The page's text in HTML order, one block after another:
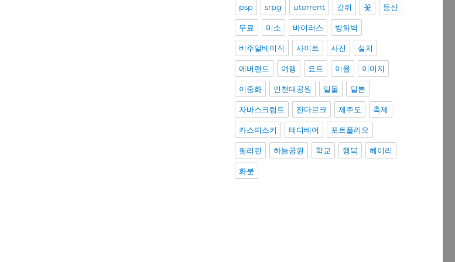
psp srpg utorrent 강쥐 꽃 등산
무료 미소 바이러스 방화벽
비주얼베이직 사이트 사진 설치
에버랜드 여행 요트 이뮬 이미지
이중화 인천대공원 일몰 일본
자바스크립트 잔다르크 제주도 축제
카스퍼스키 테디베어 포트폴리오
필리핀 하늘공원 학교 행복 헤이리
화분